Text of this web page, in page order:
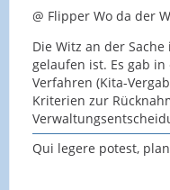
@ Flipper Wo da der
Die Witz an der
gelaufen ist. Es gab
Verfahren (Kita-
Kriterien zur
Qui legere potest,